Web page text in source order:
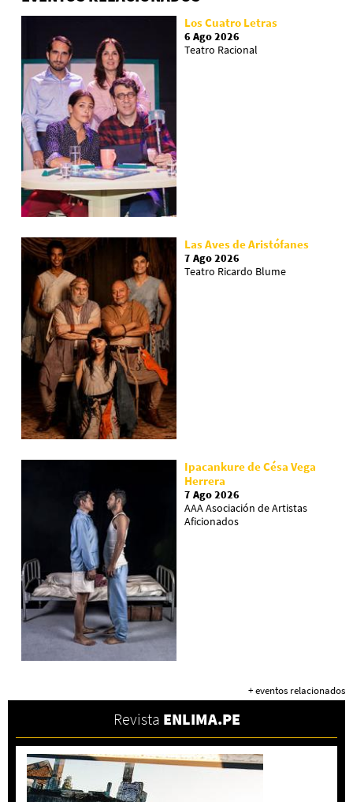
Los Cuatro Letras
6 Ago 2026
Teatro Racional
Las Aves de Aristófanes
7 Ago 2026
Teatro Ricardo Blume
Ipacankure de Césa Vega
Herrera
7 Ago 2026
AAA Asociación de Artistas
Aficionados
+ eventos relacionados
Revista ENLIMA.PE